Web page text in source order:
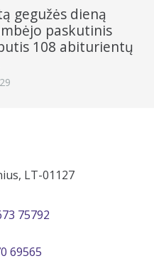
gegužės dieną
paskutinis
108 abiturientų
LT-01127
75792
69565